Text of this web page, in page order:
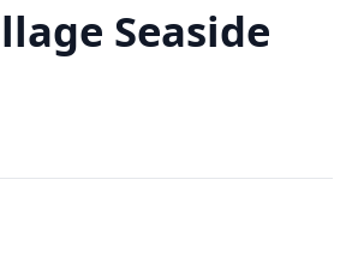
Seaside